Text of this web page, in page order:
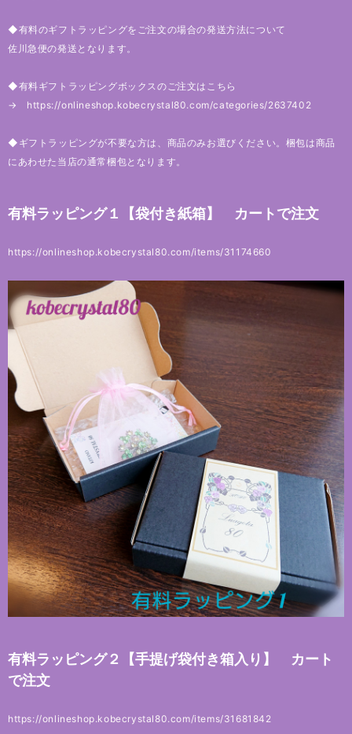
◆有料のギフトラッピングをご注文の場合の発送方法について
佐川急便の発送となります。
◆有料ギフトラッピングボックスのご注文はこちら
→ https://onlineshop.kobecrystal80.com/categories/2637402
◆ギフトラッピングが不要な方は、商品のみお選びください。梱包は商品
にあわせた当店の通常梱包となります。
有料ラッピング１【袋付き紙箱】 カートで注文
https://onlineshop.kobecrystal80.com/items/31174660
有料ラッピング２【手提げ袋付き箱入り】 カート
で注文
https://onlineshop.kobecrystal80.com/items/31681842